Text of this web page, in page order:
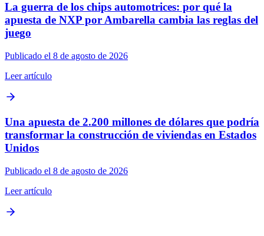
La guerra de los chips automotrices: por qué la
apuesta de NXP por Ambarella cambia las reglas del
juego
Publicado el 8 de agosto de 2026
Leer artículo
Una apuesta de 2.200 millones de dólares que podría
transformar la construcción de viviendas en Estados
Unidos
Publicado el 8 de agosto de 2026
Leer artículo